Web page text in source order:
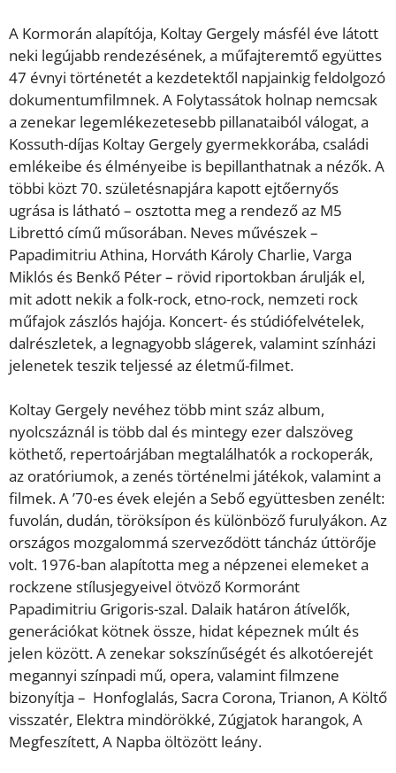
A Kormorán alapítója, Koltay Gergely másfél éve látott
neki legújabb rendezésének, a műfajteremtő együttes
47 évnyi történetét a kezdetektől napjainkig feldolgozó
dokumentumfilmnek. A Folytassátok holnap nemcsak
a zenekar legemlékezetesebb pillanataiból válogat, a
Kossuth-díjas Koltay Gergely gyermekkorába, családi
emlékeibe és élményeibe is bepillanthatnak a nézők. A
többi közt 70. születésnapjára kapott ejtőernyős
ugrása is látható – osztotta meg a rendező az M5
Librettó című műsorában. Neves művészek –
Papadimitriu Athina, Horváth Károly Charlie, Varga
Miklós és Benkő Péter – rövid riportokban árulják el,
mit adott nekik a folk-rock, etno-rock, nemzeti rock
műfajok zászlós hajója. Koncert- és stúdiófelvételek,
dalrészletek, a legnagyobb slágerek, valamint színházi
jelenetek teszik teljessé az életmű-filmet.
Koltay Gergely nevéhez több mint száz album,
nyolcszáznál is több dal és mintegy ezer dalszöveg
köthető, repertoárjában megtalálhatók a rockoperák,
az oratóriumok, a zenés történelmi játékok, valamint a
filmek. A ’70-es évek elején a Sebő együttesben zenélt:
fuvolán, dudán, töröksípon és különböző furulyákon. Az
országos mozgalommá szerveződött táncház úttörője
volt. 1976-ban alapította meg a népzenei elemeket a
rockzene stílusjegyeivel ötvöző Kormoránt
Papadimitriu Grigoris-szal. Dalaik határon átívelők,
generációkat kötnek össze, hidat képeznek múlt és
jelen között. A zenekar sokszínűségét és alkotóerejét
megannyi színpadi mű, opera, valamint filmzene
bizonyítja – Honfoglalás, Sacra Corona, Trianon, A Költő
visszatér, Elektra mindörökké, Zúgjatok harangok, A
Megfeszített, A Napba öltözött leány.